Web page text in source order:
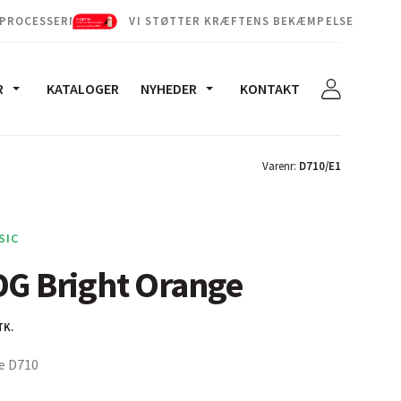
VI STØTTER KRÆFTENS BEKÆMPELSE
KATALOGER NYHEDER KONTAKT
Varenr: D710/E1
Bright Orange
D710